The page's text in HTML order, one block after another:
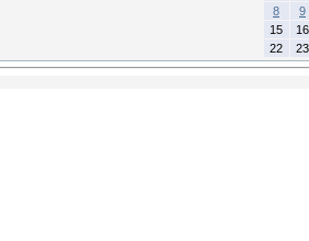
8
9
15
16
22
23